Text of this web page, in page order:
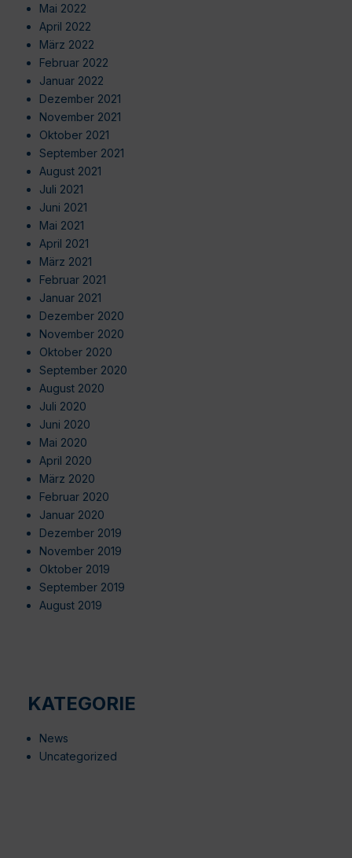
Mai 2022
April 2022
März 2022
Februar 2022
Januar 2022
Dezember 2021
November 2021
Oktober 2021
September 2021
August 2021
Juli 2021
Juni 2021
Mai 2021
April 2021
März 2021
Februar 2021
Januar 2021
Dezember 2020
November 2020
Oktober 2020
September 2020
August 2020
Juli 2020
Juni 2020
Mai 2020
April 2020
März 2020
Februar 2020
Januar 2020
Dezember 2019
November 2019
Oktober 2019
September 2019
August 2019
KATEGORIE
News
Uncategorized